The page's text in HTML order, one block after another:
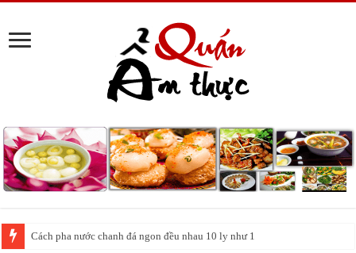
Cách pha nước chanh đá ngon đều nhau 10 ly như 1